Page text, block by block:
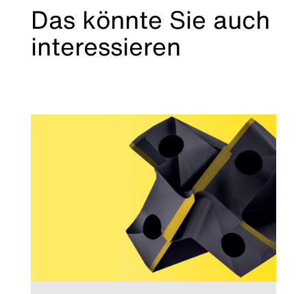
Das könnte Sie auch
interessieren